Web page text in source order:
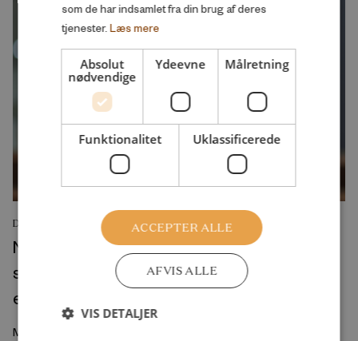
DEBATINDLÆG
Når kvinder mistrives, er det samfundets
skyld. Når mænd mistrives, er det deres
egen
Maj 2026
som de har indsamlet fra din brug af deres
tjenester. Læs mere
Absolut
nødvendige
Ydeevne Målretning
Funktionalitet Uklassificerede
ACCEPTER ALLE
AFVIS ALLE
VIS DETALJER